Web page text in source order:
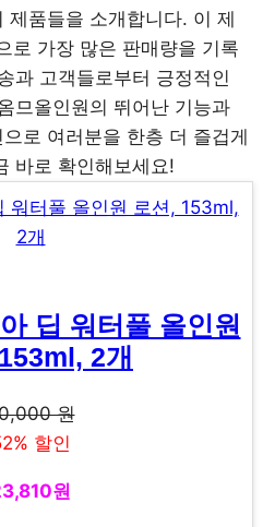
제품들을 소개합니다. 이 제
로 가장 많은 판매량을 기록
과 고객들로부터 긍정적인
므올인원의 뛰어난 기능과
로 여러분을 한층 더 즐겁게
바로 확인해보세요!
딥 워터풀 올인원
2개
원
할인
원